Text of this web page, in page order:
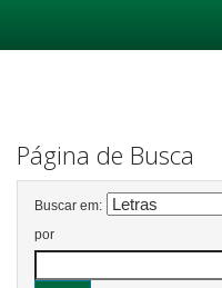
Página de Busca
Buscar em:
por